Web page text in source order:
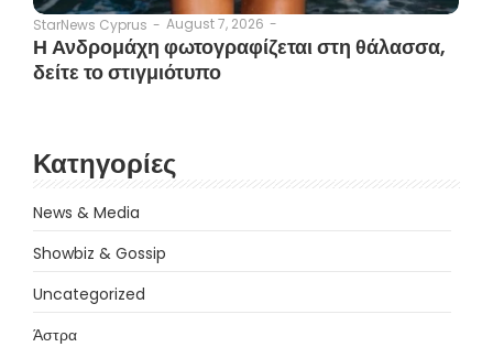
StarNews Cyprus - August 7, 2026 -
Η Ανδρομάχη φωτογραφίζεται στη θάλασσα,
δείτε το στιγμιότυπο
Κατηγορίες
News & Media
Showbiz & Gossip
Uncategorized
Άστρα